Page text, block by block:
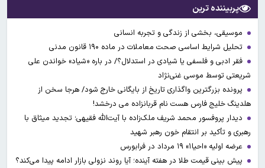
پربیننده ترین
موسیقی، بخشی از زندگی و تجربه انسانی
تحلیل شرایط اساسی صحت معاملات در ماده ۱۹۰ قانون مدنی
فقر ادبی و فلسفی یا شیادی در استدلال؟/ در باره «شیاد» خواندن علی
شریعتی توسط موسی غنی‌نژاد
پرونده بزرگترین واگذاری تاریخ از بایگانی خارج شود/ هرجا سخن از
هلدینگ خلیج فارس هست نام قربانزاده می درخشد!
دیدار پروفسور محمد شریف ملک‌زاده با آیت‌الله فقیهی؛ تجدید میثاق با
رهبری و تأکید بر انتقام خون رهبر شهید
عرضه اولیه «احیا۱» ۱۹ مرداد در فرابورس
پیش بینی قیمت طلا در هفته آینده؛ آیا روند نزولی بازار ادامه پیدا می‌کند؟